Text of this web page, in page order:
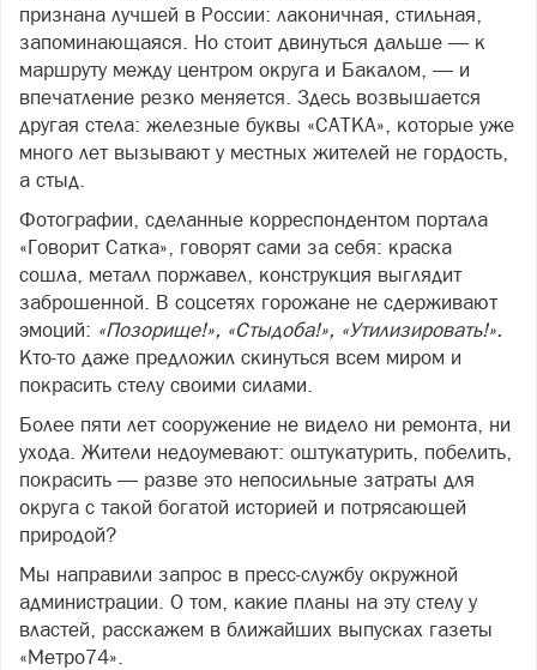
признана лучшей в России: лаконичная, стильная,
запоминающаяся. Но стоит двинуться дальше — к
маршруту между центром округа и Бакалом, — и
впечатление резко меняется. Здесь возвышается
другая стела: железные буквы «САТКА», которые уже
много лет вызывают у местных жителей не гордость,
а стыд.
Фотографии, сделанные корреспондентом портала
«Говорит Сатка», говорят сами за себя: краска
сошла, металл поржавел, конструкция выглядит
заброшенной. В соцсетях горожане не сдерживают
эмоций: «Позорище!», «Стыдоба!», «Утилизировать!».
Кто‑то даже предложил скинуться всем миром и
покрасить стелу своими силами.
Более пяти лет сооружение не видело ни ремонта, ни
ухода. Жители недоумевают: оштукатурить, побелить,
покрасить — разве это непосильные затраты для
округа с такой богатой историей и потрясающей
природой?
Мы направили запрос в пресс‑службу окружной
администрации. О том, какие планы на эту стелу у
властей, расскажем в ближайших выпусках газеты
«Метро74».